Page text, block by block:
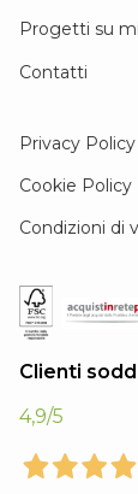
Progetti su
Contatti
Privacy Policy
Cookie Policy
Condizioni di
Clienti
4,9/5